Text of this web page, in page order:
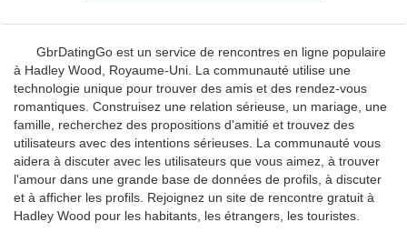
GbrDatingGo est un service de rencontres en ligne populaire
à Hadley Wood, Royaume-Uni. La communauté utilise une
technologie unique pour trouver des amis et des rendez-vous
romantiques. Construisez une relation sérieuse, un mariage, une
famille, recherchez des propositions d'amitié et trouvez des
utilisateurs avec des intentions sérieuses. La communauté vous
aidera à discuter avec les utilisateurs que vous aimez, à trouver
l'amour dans une grande base de données de profils, à discuter
et à afficher les profils. Rejoignez un site de rencontre gratuit à
Hadley Wood pour les habitants, les étrangers, les touristes.